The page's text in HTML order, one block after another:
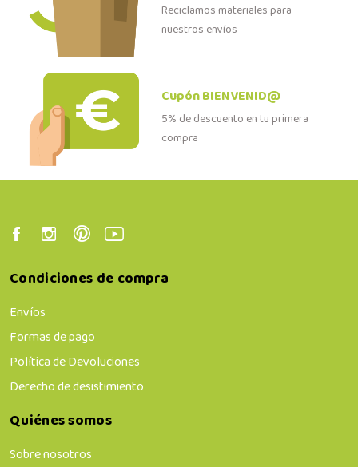
Reciclamos materiales para
nuestros envíos
Cupón BIENVENID@
5% de descuento en tu primera
compra
Condiciones de compra
Envíos
Formas de pago
Política de Devoluciones
Derecho de desistimiento
Quiénes somos
Sobre nosotros